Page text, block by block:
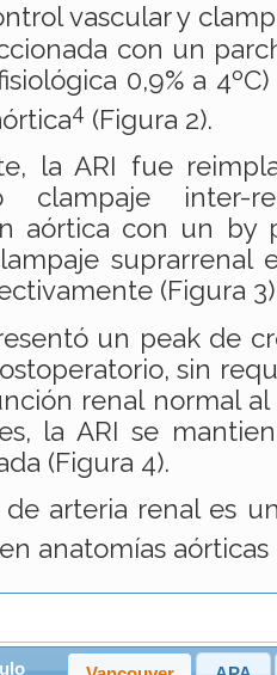
vascular y
con un
0,9% a
4 (Figura 2).
la ARI fue
clampaje inter-
aórtica con un by
suprarrenal
(Figura
un peak de
sin
renal normal
la ARI se
(Figura 4).
arteria renal es
anatomías